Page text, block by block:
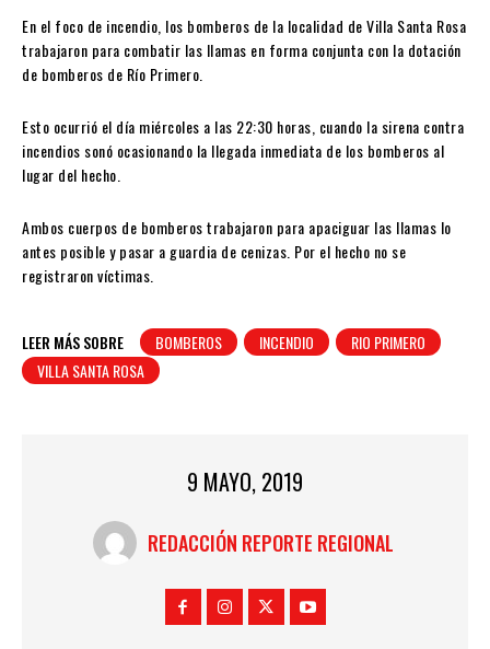
En el foco de incendio, los bomberos de la localidad de Villa Santa Rosa
trabajaron para combatir las llamas en forma conjunta con la dotación
de bomberos de Río Primero.
Esto ocurrió el día miércoles a las 22:30 horas, cuando la sirena contra
incendios sonó ocasionando la llegada inmediata de los bomberos al
lugar del hecho.
Ambos cuerpos de bomberos trabajaron para apaciguar las llamas lo
antes posible y pasar a guardia de cenizas. Por el hecho no se
registraron víctimas.
LEER MÁS SOBRE BOMBEROS INCENDIO
RIO PRIMERO
VILLA SANTA ROSA
9 MAYO, 2019
REDACCIÓN REPORTE REGIONAL